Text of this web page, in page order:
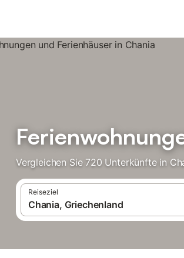
Vergleichen Sie 720 Unterkünfte in
Reiseziel